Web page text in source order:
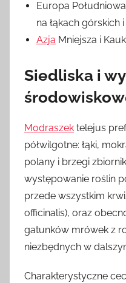
Europa
na łąkach górskich
Azja Mniejsza i
Siedliska i
Modraszek telejus
półwilgotne: łąki,
polany i brzegi
występowanie roślin
przede wszystkim
officinalis), oraz
gatunków mrówek z
niezbędnych w
Charakterystyczne